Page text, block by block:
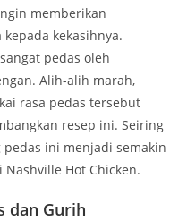
memberikan
kekasihnya.
pedas oleh
Alih-alih marah,
rasa pedas tersebut
resep ini. Seiring
ini menjadi semakin
Hot Chicken.
dan Gurih